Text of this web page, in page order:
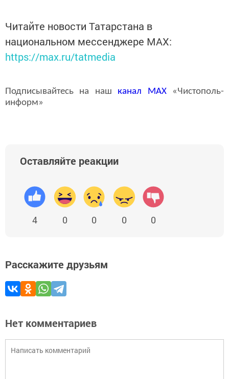
Читайте новости Татарстана в
национальном мессенджере MАХ:
https://max.ru/tatmedia
Подписывайтесь на наш канал MAX«Чистополь-
информ»
Оставляйте реакции
4 0 0 0 0
Расскажите друзьям
Нет комментариев